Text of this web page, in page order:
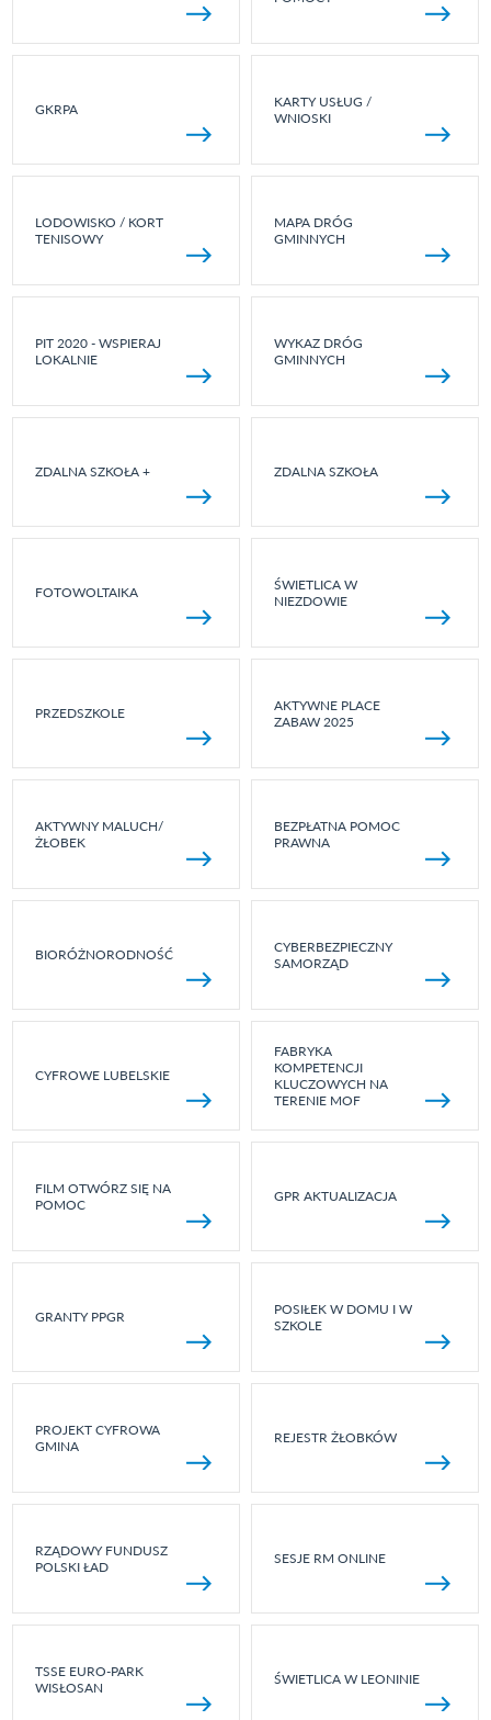
GKRPA
KARTY USŁUG /
WNIOSKI
LODOWISKO / KORT
TENISOWY
MAPA DRÓG
GMINNYCH
PIT 2020 - WSPIERAJ
LOKALNIE
WYKAZ DRÓG
GMINNYCH
ZDALNA SZKOŁA + ZDALNA SZKOŁA
FOTOWOLTAIKA
ŚWIETLICA W
NIEZDOWIE
PRZEDSZKOLE
AKTYWNE PLACE
ZABAW 2025
AKTYWNY MALUCH/
ŻŁOBEK
BEZPŁATNA POMOC
PRAWNA
BIORÓŻNORODNOŚĆ
CYBERBEZPIECZNY
SAMORZĄD
CYFROWE LUBELSKIE
FABRYKA
KOMPETENCJI
KLUCZOWYCH NA
TERENIE MOF
FILM OTWÓRZ SIĘ NA
POMOC
GPR AKTUALIZACJA
GRANTY PPGR
POSIŁEK W DOMU I W
SZKOLE
PROJEKT CYFROWA
GMINA
REJESTR ŻŁOBKÓW
RZĄDOWY FUNDUSZ
POLSKI ŁAD
SESJE RM ONLINE
TSSE EURO-PARK
WISŁOSAN
ŚWIETLICA W LEONINIE